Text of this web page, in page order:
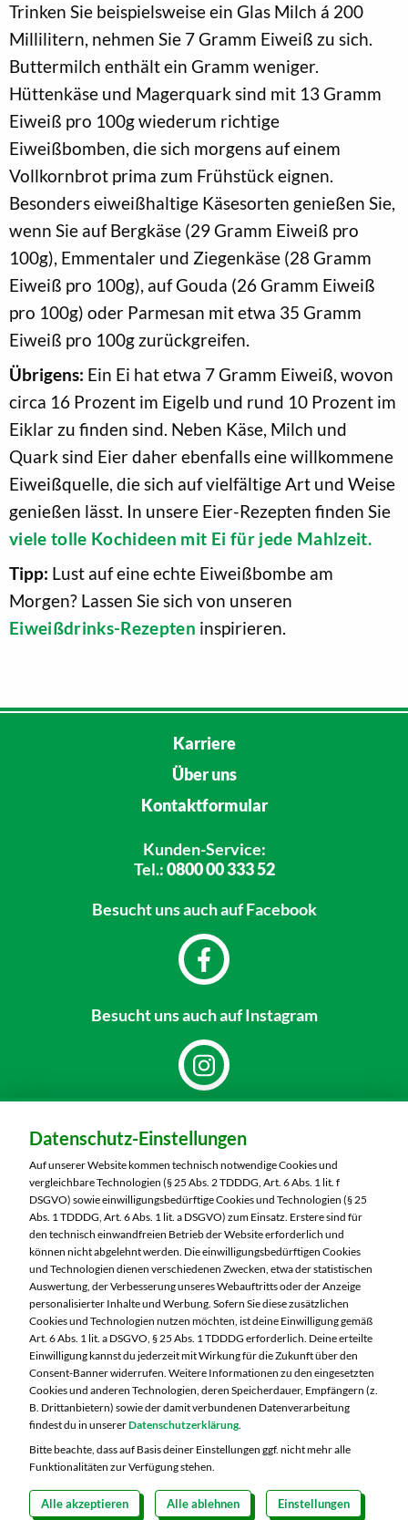
Trinken Sie beispielsweise ein Glas Milch á 200
Millilitern, nehmen Sie 7 Gramm Eiweiß zu sich.
Buttermilch enthält ein Gramm weniger.
Hüttenkäse und Magerquark sind mit 13 Gramm
Eiweiß pro 100g wiederum richtige
Eiweißbomben, die sich morgens auf einem
Vollkornbrot prima zum Frühstück eignen.
Besonders eiweißhaltige Käsesorten genießen Sie,
wenn Sie auf Bergkäse (29 Gramm Eiweiß pro
100g), Emmentaler und Ziegenkäse (28 Gramm
Eiweiß pro 100g), auf Gouda (26 Gramm Eiweiß
pro 100g) oder Parmesan mit etwa 35 Gramm
Eiweiß pro 100g zurückgreifen.
Übrigens: Ein Ei hat etwa 7 Gramm Eiweiß, wovon
circa 16 Prozent im Eigelb und rund 10 Prozent im
Eiklar zu finden sind. Neben Käse, Milch und
Quark sind Eier daher ebenfalls eine willkommene
Eiweißquelle, die sich auf vielfältige Art und Weise
genießen lässt. In unsere Eier-Rezepten finden Sie
viele tolle Kochideen mit Ei für jede Mahlzeit.
Tipp: Lust auf eine echte Eiweißbombe am
Morgen? Lassen Sie sich von unseren
Eiweißdrinks-Rezepten inspirieren.
Karriere
Über uns
Kontaktformular
Kunden-Service:
Tel.:0800 00 333 52
Besucht unsauch auf Facebook
Besucht unsauch auf Instagram
MARKTKAUF Sonneberg-Hönbach
Neustadter Straße 199
96515 Sonneberg
Telefon:03675 8820
Markt ändern
Öffnungszeiten diese Woche:
Mo:
07:00 – 20:00 Uhr
Di:
07:00 – 20:00 Uhr
Mi:
07:00 – 20:00 Uhr
Do:
07:00 – 21:00 Uhr
Fr:
07:00 – 21:00 Uhr
Datenschutz-Einstellungen
Auf unserer Website kommen technisch notwendige Cookies und
vergleichbare Technologien (§ 25 Abs. 2 TDDDG, Art. 6 Abs. 1 lit. f
DSGVO) sowie einwilligungsbedürftige Cookies und Technologien (§ 25
Abs. 1 TDDDG, Art. 6 Abs. 1 lit. a DSGVO) zum Einsatz. Erstere sind für
den technisch einwandfreien Betrieb der Website erforderlich und
können nicht abgelehnt werden. Die einwilligungsbedürftigen Cookies
und Technologien dienen verschiedenen Zwecken, etwa der statistischen
Auswertung, der Verbesserung unseres Webauftritts oder der Anzeige
personalisierter Inhalte und Werbung. Sofern Sie diese zusätzlichen
Cookies und Technologien nutzen möchten, ist deine Einwilligung gemäß
Art. 6 Abs. 1 lit. a DSGVO, § 25 Abs. 1 TDDDG erforderlich. Deine erteilte
Einwilligung kannst du jederzeit mit Wirkung für die Zukunft über den
Consent-Banner widerrufen. Weitere Informationen zu den eingesetzten
Cookies und anderen Technologien, deren Speicherdauer, Empfängern (z.
B. Drittanbietern) sowie der damit verbundenen Datenverarbeitung
findest du in unsererDatenschutzerklärung.
Bitte beachte, dass auf Basis deiner Einstellungen ggf. nicht mehr alle
Funktionalitäten zur Verfügung stehen.
Alle akzeptieren Alle ablehnen Einstellungen